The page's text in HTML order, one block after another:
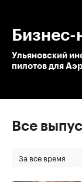
Бизнес-
Ульяновский
пилотов для
Все
За все время